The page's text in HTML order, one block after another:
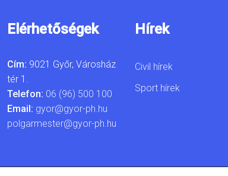
Elérhetőségek
Cím: 9021 Győr, Városház
tér 1.
Telefon: 06 (96) 500 100
Email: gyor@gyor-ph.hu
polgarmester@gyor-ph.hu
Hírek
Civil hírek
Sport hírek